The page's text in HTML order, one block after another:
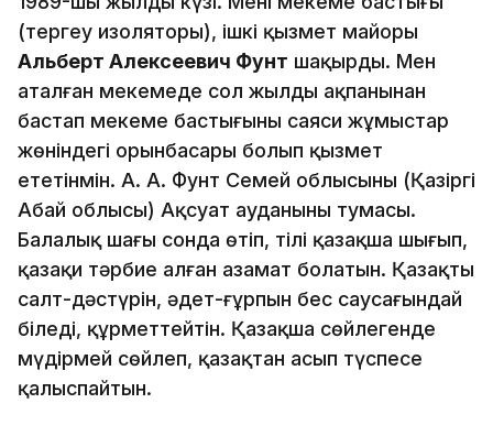
(тергеу изоляторы), ішкі қызмет майоры
Альберт Алексеевич Фунт шақырды. Мен
аталған мекемеде сол жылдың ақпанынан
бастап мекеме бастығының саяси жұмыстар
жөніндегі орынбасары болып қызмет
ететінмін. А. А. Фунт Семей облысының (Қазіргі
Абай облысы) Ақсуат ауданының тумасы.
Балалық шағы сонда өтіп, тілі қазақша шығып,
қазақи тәрбие алған азамат болатын. Қазақтың
салт-дәстүрін, әдет-ғұрпын бес саусағындай
біледі, құрметтейтін. Қазақша сөйлегенде
мүдірмей сөйлеп, қазақтан асып түспесе
қалыспайтын.